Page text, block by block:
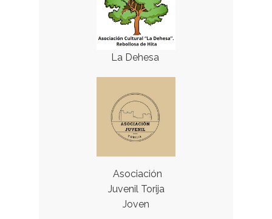
La Dehesa
Asociación
Juvenil Torija
Joven